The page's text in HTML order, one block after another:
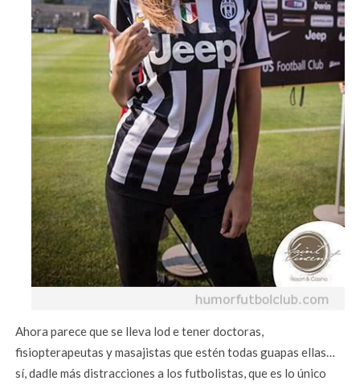
Ahora parece que se lleva lod e tener doctoras,
fisiopterapeutas y masajistas que estén todas guapas ellas…
sí, dadle más distracciones a los futbolistas, que es lo único